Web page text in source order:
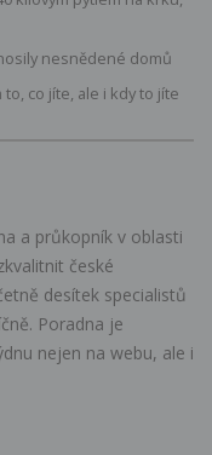
nesnědené domů
co jíte, ale i kdy to jíte
a průkopník v oblasti
české
desítek specialistů
Poradna je
nejen na webu, ale i